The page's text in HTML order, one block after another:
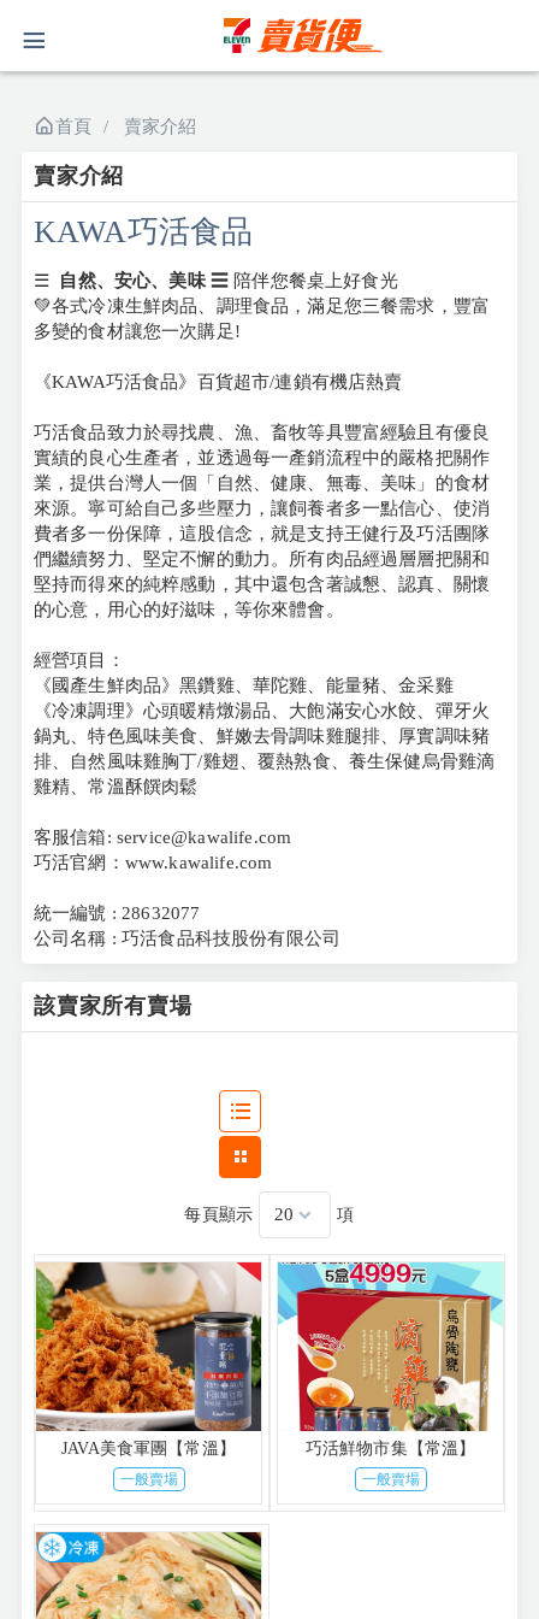
首頁 賣家介紹
賣家介紹
KAWA巧活食品
☰ 自然、安心、美味☰ 陪伴您餐桌上好食光
💚各式冷凍生鮮肉品、調理食品，滿足您三餐需求，豐富
多變的食材讓您一次購足!
《KAWA巧活食品》百貨超市/連鎖有機店熱賣
巧活食品致力於尋找農、漁、畜牧等具豐富經驗且有優良
實績的良心生產者，並透過每一產銷流程中的嚴格把關作
業，提供台灣人一個「自然、健康、無毒、美味」的食材
來源。寧可給自己多些壓力，讓飼養者多一點信心、使消
費者多一份保障，這股信念，就是支持王健行及巧活團隊
們繼續努力、堅定不懈的動力。所有肉品經過層層把關和
堅持而得來的純粹感動，其中還包含著誠懇、認真、關懷
的心意，用心的好滋味，等你來體會。
經營項目：
《國產生鮮肉品》黑鑽雞、華陀雞、能量豬、金采雞
《冷凍調理》心頭暖精燉湯品、大飽滿安心水餃、彈牙火
鍋丸、特色風味美食、鮮嫩去骨調味雞腿排、厚實調味豬
排、自然風味雞胸丁/雞翅、覆熱熟食、養生保健烏骨雞滴
雞精、常溫酥饌肉鬆
客服信箱: service@kawalife.com
巧活官網：www.kawalife.com
統一編號 : 28632077
公司名稱 : 巧活食品科技股份有限公司
該賣家所有賣場
每頁顯示 項
JAVA美食軍團【常溫】
一般賣場
巧活鮮物市集【常溫】
一般賣場